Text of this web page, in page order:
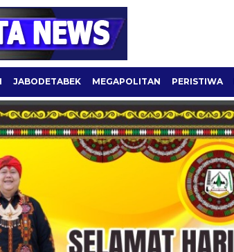
JABODETABEK MEGAPOLITAN PERISTIWA